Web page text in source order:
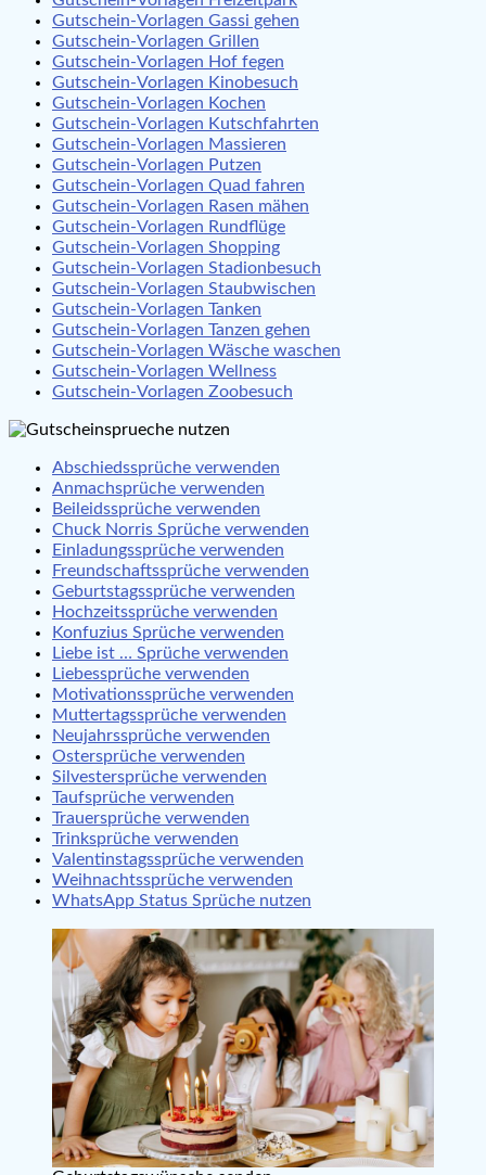
Gutschein-Vorlagen Gassi gehen
Gutschein-Vorlagen Grillen
Gutschein-Vorlagen Hof fegen
Gutschein-Vorlagen Kinobesuch
Gutschein-Vorlagen Kochen
Gutschein-Vorlagen Kutschfahrten
Gutschein-Vorlagen Massieren
Gutschein-Vorlagen Putzen
Gutschein-Vorlagen Quad fahren
Gutschein-Vorlagen Rasen mähen
Gutschein-Vorlagen Rundflüge
Gutschein-Vorlagen Shopping
Gutschein-Vorlagen Stadionbesuch
Gutschein-Vorlagen Staubwischen
Gutschein-Vorlagen Tanken
Gutschein-Vorlagen Tanzen gehen
Gutschein-Vorlagen Wäsche waschen
Gutschein-Vorlagen Wellness
Gutschein-Vorlagen Zoobesuch
Abschiedssprüche verwenden
Anmachsprüche verwenden
Beileidssprüche verwenden
Chuck Norris Sprüche verwenden
Einladungssprüche verwenden
Freundschaftssprüche verwenden
Geburtstagssprüche verwenden
Hochzeitssprüche verwenden
Konfuzius Sprüche verwenden
Liebe ist … Sprüche verwenden
Liebessprüche verwenden
Motivationssprüche verwenden
Muttertagssprüche verwenden
Neujahrssprüche verwenden
Ostersprüche verwenden
Silvestersprüche verwenden
Taufsprüche verwenden
Trauersprüche verwenden
Trinksprüche verwenden
Valentinstagssprüche verwenden
Weihnachtssprüche verwenden
WhatsApp Status Sprüche nutzen